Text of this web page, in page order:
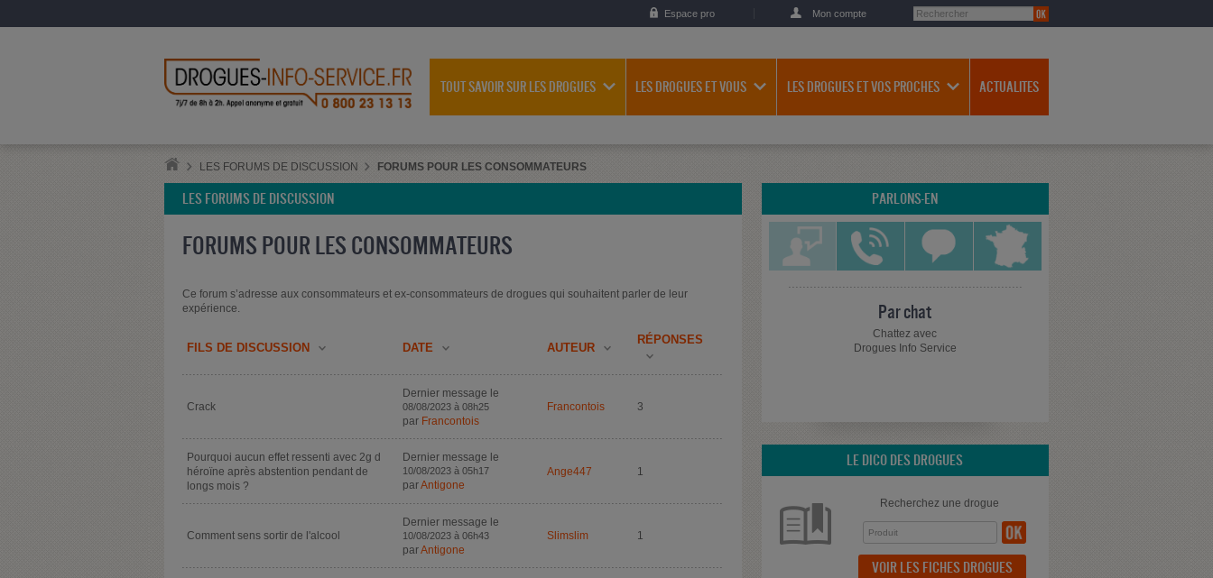
Espace pro Mon compte
TOUT SAVOIR SUR LES DROGUES LES DROGUES ET VOUS LES DROGUES ET VOS PROCHES ACTUALITES
LES FORUMS DE DISCUSSION FORUMS POUR LES CONSOMMATEURS
LES FORUMS DE DISCUSSION
FORUMS POUR LES CONSOMMATEURS
Ce forum s’adresse aux consommateurs et ex-consommateurs de drogues qui souhaitent parler de leur
expérience.
FILS DE DISCUSSION DATE AUTEUR
RÉPONSES
Crack
Dernier message le
08/08/2023 à 08h25
par Francontois
Francontois 3
Pourquoi aucun effet ressenti avec 2g d
héroïne après abstention pendant de
longs mois ?
Dernier message le
10/08/2023 à 05h17
parAntigone
Ange447 1
Comment sens sortir de l'alcool
Dernier message le
10/08/2023 à 06h43
parAntigone
Slimslim 1
PARLONS-EN
Par chat
Chattez avec
Drogues Info Service
LE DICO DES DROGUES
Recherchez une drogue
VOIR LES FICHES DROGUES